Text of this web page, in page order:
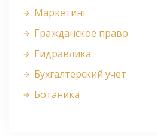
Маркетинг
Гражданское право
Гидравлика
Бухгалтерский учет
Ботаника